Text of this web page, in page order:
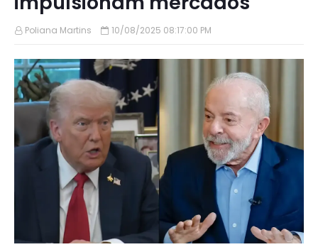
Poliana Martins 10/08/2025 08:17:00 PM